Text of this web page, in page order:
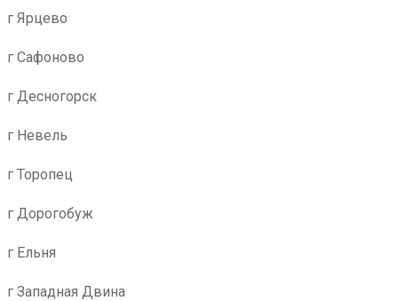
г Ярцево
г Сафоново
г Десногорск
г Невель
г Торопец
г Дорогобуж
г Ельня
г Западная Двина